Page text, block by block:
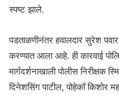
स्पष्ट झाले.
पडताळणीनंतर हवालदार सुरेश पवार
करण्यात आला आहे. ही कारवाई
मार्गदर्शनाखाली पोलीस निरीक्षक
दिनेशसिंग पाटील, पोहेकॉ किशोर